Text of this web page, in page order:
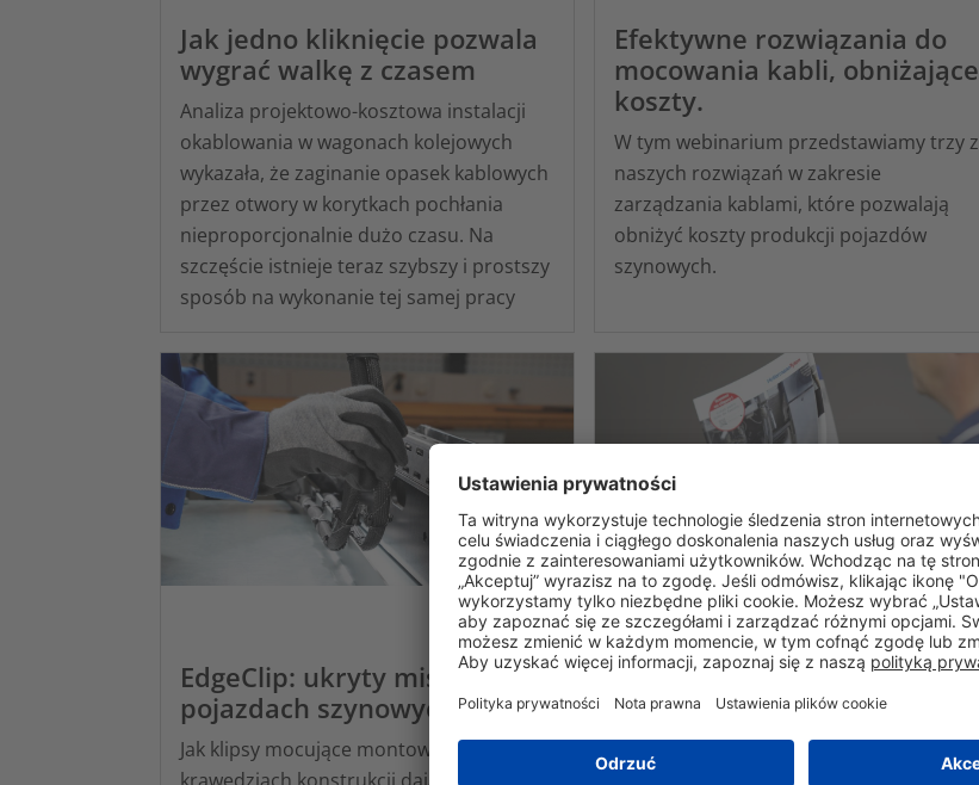
Jak jedno kliknięcie pozwala
wygrać walkę z czasem
Analiza projektowo-kosztowa instalacji
okablowania w wagonach kolejowych
wykazała, że zaginanie opasek kablowych
przez otwory w korytkach pochłania
nieproporcjonalnie dużo czasu. Na
szczęście istnieje teraz szybszy i prostszy
sposób na wykonanie tej samej pracy
Efektywne rozwiązania do
mocowania kabli, obniżające
koszty.
W tym webinarium przedstawiamy trzy z
naszych rozwiązań w zakresie
zarządzania kablami, które pozwalają
obniżyć koszty produkcji pojazdów
szynowych.
EdgeClip: ukryty mistrz w
pojazdach szynowych
Jak klipsy mocujące montowane na
Broszura: Certyfikowane
zarządzanie okablowaniem
w przemyśle kolejowym